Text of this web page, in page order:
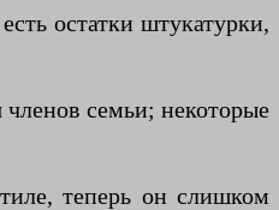
остатки штукатурки,
семьи; некоторые
теперь он слишком